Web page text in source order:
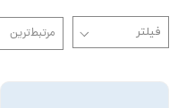
مرتبط‌ترین